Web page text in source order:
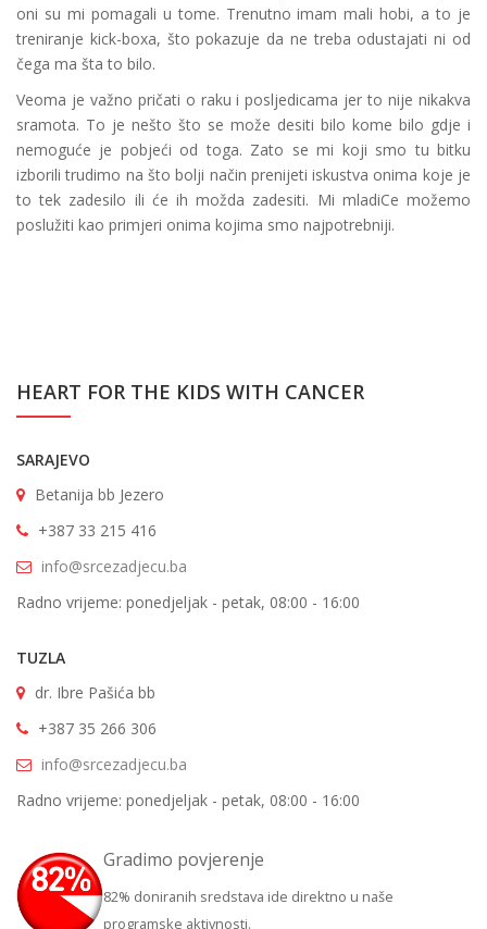
oni su mi pomagali u tome. Trenutno imam mali hobi, a to je
treniranje kick-boxa, što pokazuje da ne treba odustajati ni od
čega ma šta to bilo.
Veoma je važno pričati o raku i posljedicama jer to nije nikakva
sramota. To je nešto što se može desiti bilo kome bilo gdje i
nemoguće je pobjeći od toga. Zato se mi koji smo tu bitku
izborili trudimo na što bolji način prenijeti iskustva onima koje je
to tek zadesilo ili će ih možda zadesiti. Mi mladiCe možemo
poslužiti kao primjeri onima kojima smo najpotrebniji.
HEART FOR THE KIDS WITH CANCER
SARAJEVO
Betanija bb Jezero
+387 33 215 416
info@srcezadjecu.ba
Radno vrijeme: ponedjeljak - petak, 08:00 - 16:00
TUZLA
dr. Ibre Pašića bb
+387 35 266 306
info@srcezadjecu.ba
Radno vrijeme: ponedjeljak - petak, 08:00 - 16:00
Gradimo povjerenje
82% doniranih sredstava ide direktno u naše
programske aktivnosti.